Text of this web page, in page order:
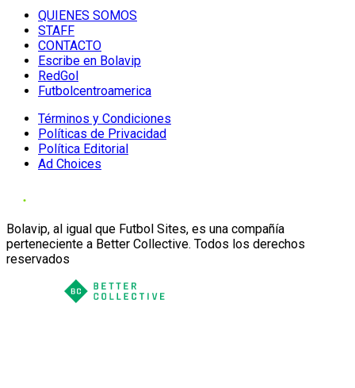
QUIENES SOMOS
STAFF
CONTACTO
Escribe en Bolavip
RedGol
Futbolcentroamerica
Términos y Condiciones
Políticas de Privacidad
Política Editorial
Ad Choices
Bolavip, al igual que Futbol Sites, es una compañía
perteneciente a Better Collective. Todos los derechos
reservados